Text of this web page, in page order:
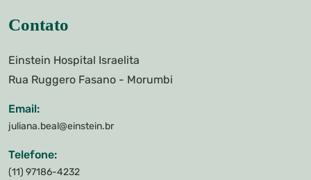
Contato
Einstein Hospital Israelita
Rua Ruggero Fasano - Morumbi
Email:
juliana.beal@einstein.br
Telefone:
(11) 97186-4232